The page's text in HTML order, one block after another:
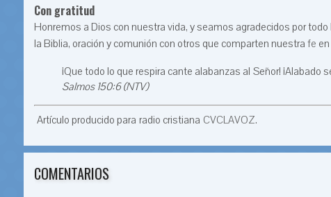
Con gratitud
Honremos a Dios con nuestra vida, y seamos agradecidos por
la Biblia, oración y comunión con otros que comparten nuestra fe en
¡Que todo lo que respira cante alabanzas al Señor! ¡Alabado
Salmos 150:6 (NTV)
Artículo producido para radio cristiana CVCLAVOZ.
COMENTARIOS